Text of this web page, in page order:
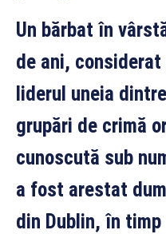
Un bărbat în
de ani,
liderul uneia
grupări de crimă
cunoscută sub
a fost arestat
din Dublin, în